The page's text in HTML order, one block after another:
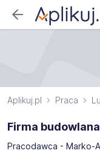
Aplikuj.pl Praca
Firma
Pracodawca - Marko-